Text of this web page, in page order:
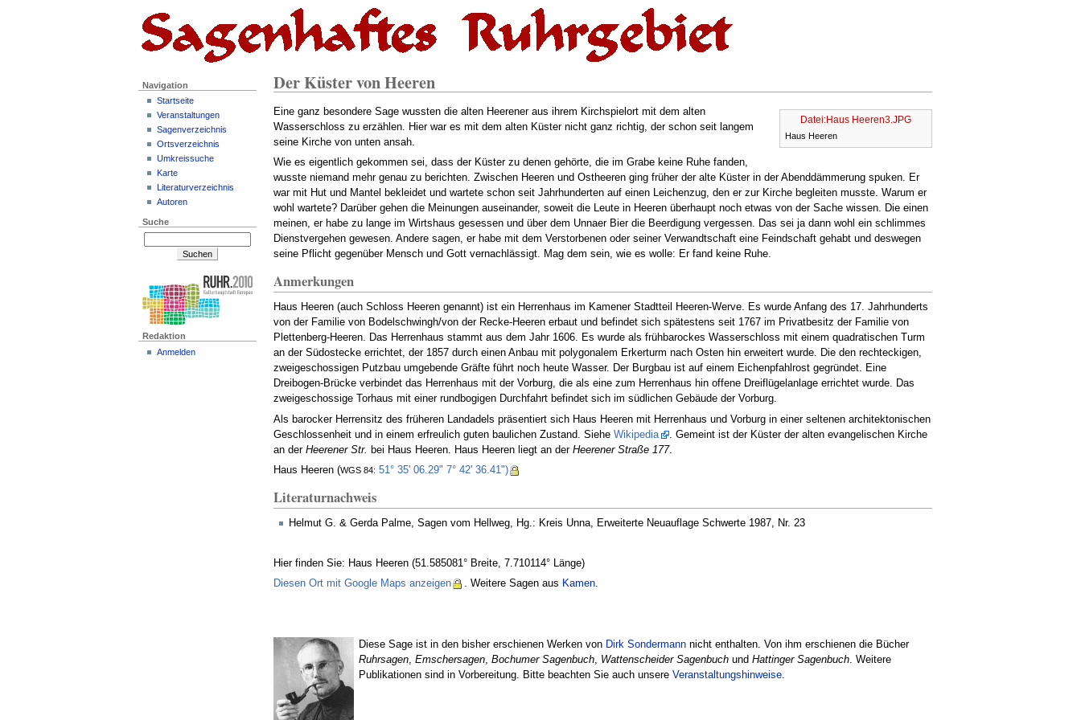
Der Küster von Heeren
Datei:Haus Heeren3.JPG
Haus Heeren
Eine ganz besondere Sage wussten die alten Heerener aus ihrem Kirchspielort mit dem alten
Wasserschloss zu erzählen. Hier war es mit dem alten Küster nicht ganz richtig, der schon seit langem
seine Kirche von unten ansah.
Wie es eigentlich gekommen sei, dass der Küster zu denen gehörte, die im Grabe keine Ruhe fanden,
wusste niemand mehr genau zu berichten. Zwischen Heeren und Ostheeren ging früher der alte Küster in der Abenddämmerung spuken. Er
war mit Hut und Mantel bekleidet und wartete schon seit Jahrhunderten auf einen Leichenzug, den er zur Kirche begleiten musste. Warum er
wohl wartete? Darüber gehen die Meinungen auseinander, soweit die Leute in Heeren überhaupt noch etwas von der Sache wissen. Die einen
meinen, er habe zu lange im Wirtshaus gesessen und über dem Unnaer Bier die Beerdigung vergessen. Das sei ja dann wohl ein schlimmes
Dienstvergehen gewesen. Andere sagen, er habe mit dem Verstorbenen oder seiner Verwandtschaft eine Feindschaft gehabt und deswegen
seine Pflicht gegenüber Mensch und Gott vernachlässigt. Mag dem sein, wie es wolle: Er fand keine Ruhe.
Anmerkungen
Haus Heeren (auch Schloss Heeren genannt) ist ein Herrenhaus im Kamener Stadtteil Heeren-Werve. Es wurde Anfang des 17. Jahrhunderts
von der Familie von Bodelschwingh/von der Recke-Heeren erbaut und befindet sich spätestens seit 1767 im Privatbesitz der Familie von
Plettenberg-Heeren. Das Herrenhaus stammt aus dem Jahr 1606. Es wurde als frühbarockes Wasserschloss mit einem quadratischen Turm
an der Südostecke errichtet, der 1857 durch einen Anbau mit polygonalem Erkerturm nach Osten hin erweitert wurde. Die den rechteckigen,
zweigeschossigen Putzbau umgebende Gräfte führt noch heute Wasser. Der Burgbau ist auf einem Eichenpfahlrost gegründet. Eine
Dreibogen-Brücke verbindet das Herrenhaus mit der Vorburg, die als eine zum Herrenhaus hin offene Dreiflügelanlage errichtet wurde. Das
zweigeschossige Torhaus mit einer rundbogigen Durchfahrt befindet sich im südlichen Gebäude der Vorburg.
Als barocker Herrensitz des früheren Landadels präsentiert sich Haus Heeren mit Herrenhaus und Vorburg in einer seltenen architektonischen
Geschlossenheit und in einem erfreulich guten baulichen Zustand. Siehe Wikipedia
. Gemeint ist der Küster der alten evangelischen Kirche
an der Heerener Str. bei Haus Heeren. Haus Heeren liegt an der Heerener Straße 177.
Haus Heeren (WGS 84: 51° 35' 06.29" 7° 42' 36.41")
Literaturnachweis
Helmut G. & Gerda Palme, Sagen vom Hellweg, Hg.: Kreis Unna, Erweiterte Neuauflage Schwerte 1987, Nr. 23
Hier finden Sie: Haus Heeren (51.585081° Breite, 7.710114° Länge)
Diesen Ort mit Google Maps anzeigen
. Weitere Sagen aus Kamen.
Diese Sage ist in den bisher erschienen Werken von Dirk Sondermannnicht enthalten. Von ihm erschienen die Bücher
Ruhrsagen, Emschersagen, Bochumer Sagenbuch, Wattenscheider Sagenbuchund Hattinger Sagenbuch. Weitere
Publikationen sind in Vorbereitung. Bitte beachten Sie auch unsere Veranstaltungshinweise.
Navigation
Startseite
Veranstaltungen
Sagenverzeichnis
Ortsverzeichnis
Umkreissuche
Karte
Literaturverzeichnis
Autoren
Suche
Redaktion
Anmelden